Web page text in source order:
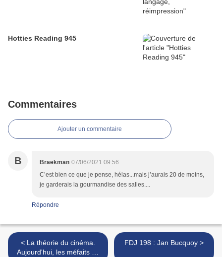
Hotties Reading 945
Commentaires
Ajouter un commentaire
B Braekman 07/06/2021 09:56
C’est bien ce que je pense, hélas...mais j’aurais 20 de moins,
je garderais la gourmandise des salles....
Répondre
< La théorie du cinéma.
Aujourd'hui, les méfaits du
FDJ 198 : Jan Bucquoy >